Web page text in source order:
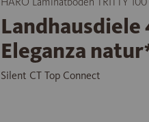
Landhausdiele
Eleganza
Silent CT Top Connect